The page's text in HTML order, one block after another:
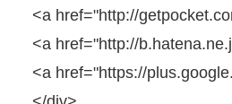
<a href="http://
<a href="http://
<a href="https://